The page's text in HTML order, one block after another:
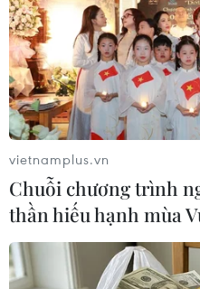
Theo dõi VietnamPlus
TIN LIÊN QUAN
vietnamplus.vn
Chuỗi chương trình
thần hiếu hạnh mùa